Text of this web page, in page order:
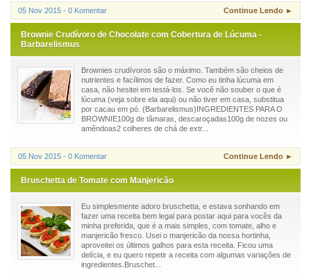
05 Nov 2015 - 0 Komentar Continue Lendo ►
Brownie Crudívoro de Chocolate com Cobertura de Lúcuma -
Barbarelismus
Brownies crudívoros são o máximo. Também são cheios de
nutrientes e facílimos de fazer. Como eu tinha lúcuma em
casa, não hesitei em testá-los. Se você não souber o que é
lúcuma (veja sobre ela aqui) ou não tiver em casa, substitua
por cacau em pó. (Barbarelismus)INGREDIENTES PARA O
BROWNIE100g de tâmaras, descaroçadas100g de nozes ou
amêndoas2 colheres de chá de extr...
05 Nov 2015 - 0 Komentar Continue Lendo ►
Bruschetta de Tomate com Manjericão
Eu simplesmente adoro bruschetta, e estava sonhando em
fazer uma receita bem legal para postar aqui para vocês da
minha preferida, que é a mais simples, com tomate, alho e
manjericão fresco. Usei o manjericão da nossa hortinha,
aproveitei os últimos galhos para esta receita. Ficou uma
delícia, e eu quero repetir a receita com algumas variações de
ingredientes.Bruschet...